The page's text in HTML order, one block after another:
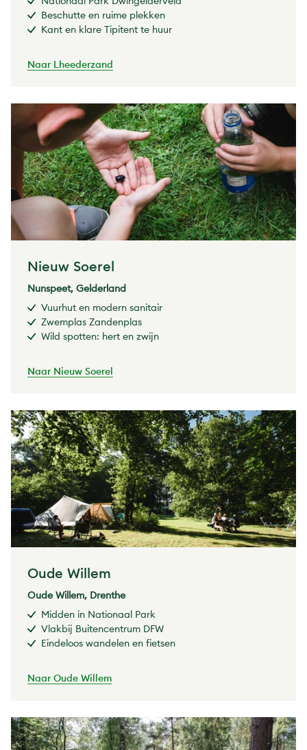
Beschutte en ruime plekken
Kant en klare Tipitent te huur
Naar Lheederzand
Nieuw Soerel
Nunspeet, Gelderland
Vuurhut en modern sanitair
Zwemplas Zandenplas
Wild spotten: hert en zwijn
Naar Nieuw Soerel
Oude Willem
Oude Willem, Drenthe
Midden in Nationaal Park
Vlakbij Buitencentrum DFW
Eindeloos wandelen en fietsen
Naar Oude Willem